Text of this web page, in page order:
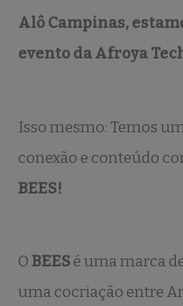
Alô Campinas,
evento da Afroya
Isso mesmo: Temos
conexão e conteúdo
BEES!
OBEESé uma marca
uma cocriação entre